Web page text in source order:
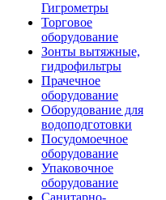
Гигрометры
Торговое
оборудование
Зонты вытяжные,
гидрофильтры
Прачечное
оборудование
Оборудование для
водоподготовки
Посудомоечное
оборудование
Упаковочное
оборудование
Санитарно-